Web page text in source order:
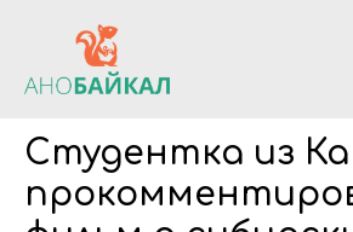
Студентка из